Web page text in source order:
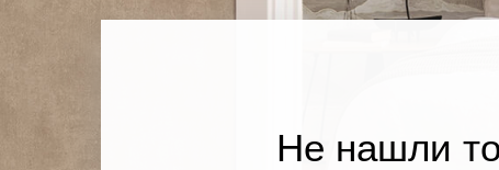
Не нашли